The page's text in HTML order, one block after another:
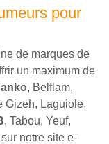
pour
de marques de
un maximum de
, Belflam,
Gizeh, Laguiole,
, Tabou, Yeuf,
notre site e-